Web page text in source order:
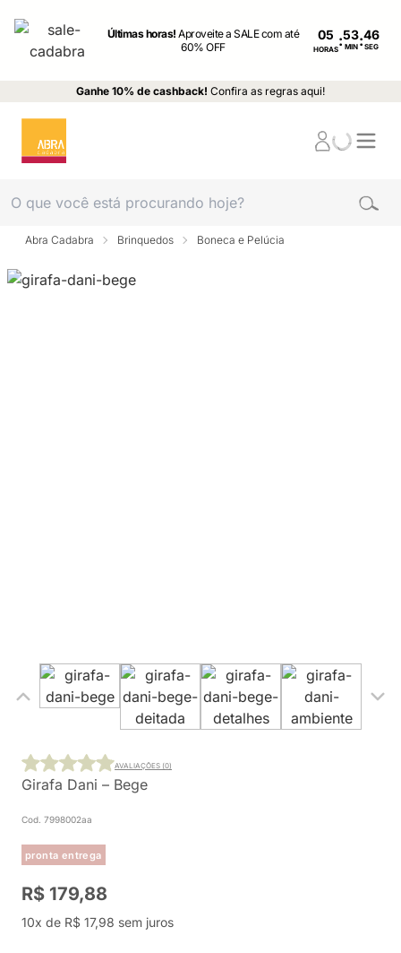
Últimas horas!Aproveite a SALE com até
60% OFF
05
HORAS: MIN : SEG
Ganhe 10% de cashback! Confira as regras aqui!
Abra Cadabra Brinquedos Boneca e Pelúcia
Girafa Dani – Bege
Cod. 7998002aa
pronta entrega
AVALIAÇÕES (0)
R$ 179,88
10x de R$ 17,98 sem juros